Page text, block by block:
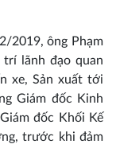
2019, ông Phạm
trí lãnh đạo quan
xe, Sản xuất tới
Giám đốc Kinh
đốc Khối Kế
trước khi đảm